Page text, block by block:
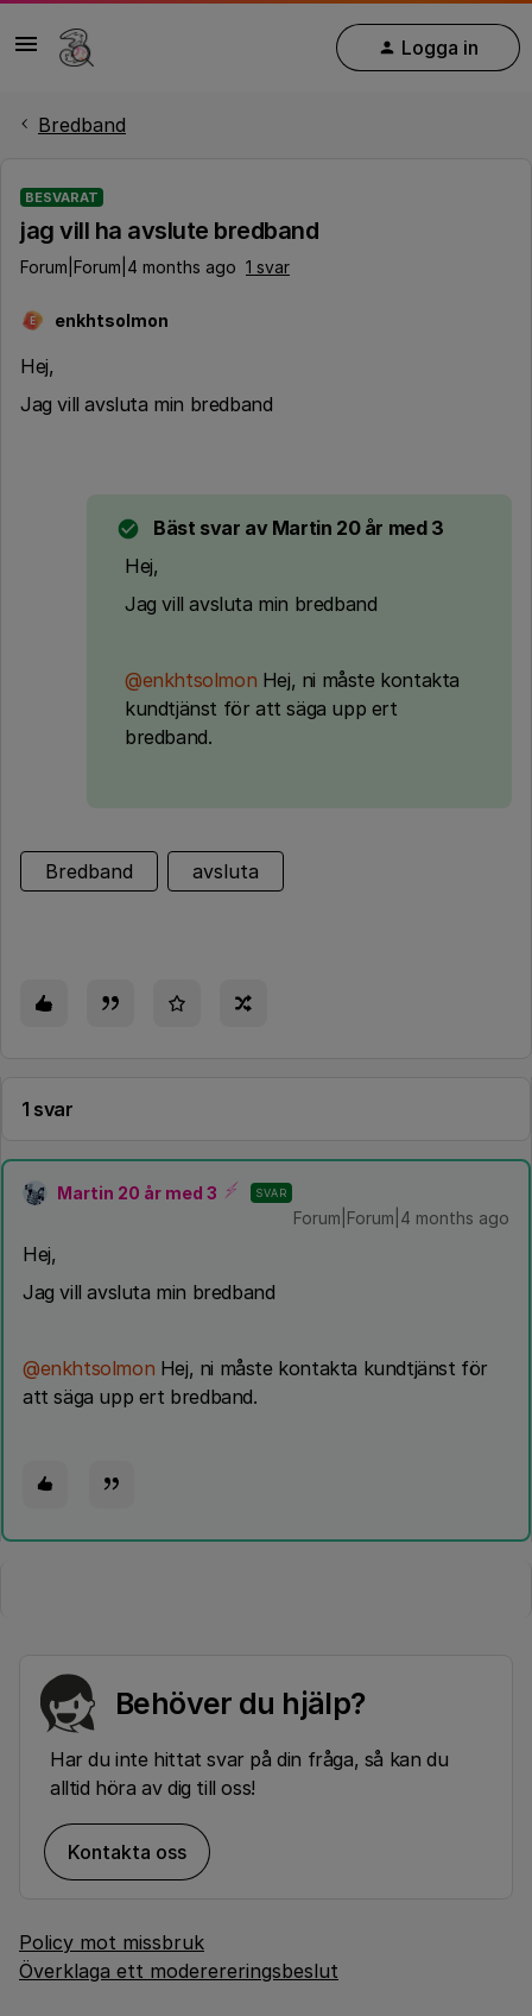
Logga in
Bredband
BESVARAT
jag vill ha avslute bredband
Forum|Forum|4 months ago 1 svar
E enkhtsolmon
Hej,
Jag vill avsluta min bredband
Bäst svar av Martin 20 år med 3
Hej,
Jag vill avsluta min bredband
@enkhtsolmon Hej, ni måste kontakta
kundtjänst för att säga upp ert
bredband.
Bredband avsluta
1 svar
Martin 20 år med 3 SVAR
Forum|Forum|4 months ago
Hej,
Jag vill avsluta min bredband
@enkhtsolmon Hej, ni måste kontakta kundtjänst för
att säga upp ert bredband.
Behöver du hjälp?
Har du inte hittat svar på din fråga, så kan du
alltid höra av dig till oss!
Kontakta oss
Policy mot missbruk
Överklaga ett moderereringsbeslut